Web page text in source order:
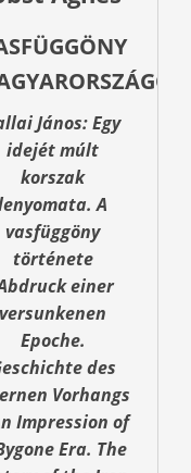
János: Egy
idejét múlt
korszak
A
vasfüggöny
története
einer
versunkenen
Epoche.
des
Vorhangs
Impression of
Era. The